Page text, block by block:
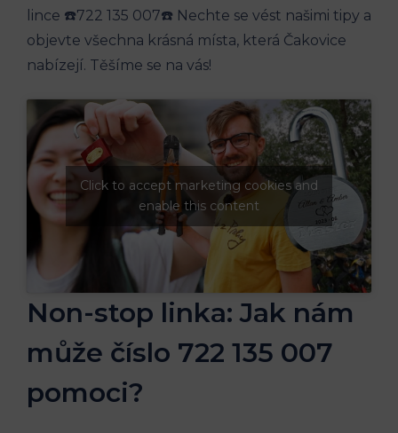
lince ☎️722 135 007☎️ Nechte se vést našimi tipy ‌a
objevte ⁤všechna krásná místa, která‌ Čakovice⁣
nabízejí. Těšíme‍ se na vás!
Click to accept marketing cookies and
enable this content
Non-stop linka: Jak nám
může číslo‍ 722 135 007
pomoci?